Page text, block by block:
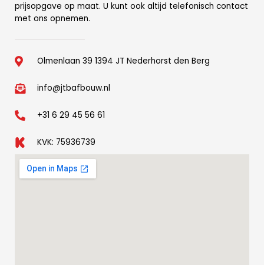
prijsopgave op maat. U kunt ook altijd telefonisch contact
met ons opnemen.
Olmenlaan 39 1394 JT Nederhorst den Berg
info@jtbafbouw.nl
+31 6 29 45 56 61
KVK: 75936739